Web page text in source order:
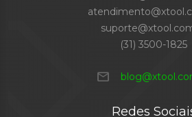
(31) 3500-1825
mail
Redes